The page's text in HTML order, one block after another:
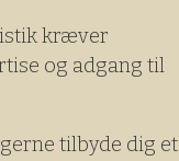
kræver
og adgang til
tilbyde dig et